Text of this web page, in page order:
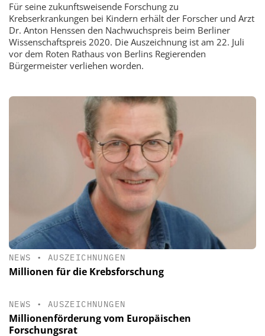
Für seine zukunftsweisende Forschung zu
Krebserkrankungen bei Kindern erhält der Forscher und Arzt
Dr. Anton Henssen den Nachwuchspreis beim Berliner
Wissenschaftspreis 2020. Die Auszeichnung ist am 22. Juli
vor dem Roten Rathaus von Berlins Regierenden
Bürgermeister verliehen worden.
NEWS • AUSZEICHNUNGEN
Millionen für die Krebsforschung
NEWS • AUSZEICHNUNGEN
Millionenförderung vom Europäischen
Forschungsrat